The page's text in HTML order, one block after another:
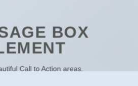
BOX
Call to Action areas.